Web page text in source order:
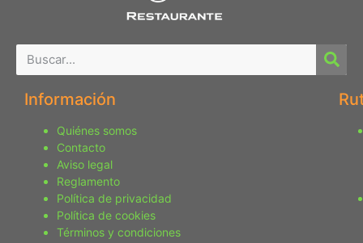
Información
Quiénes somos
Contacto
Aviso legal
Reglamento
Política de privacidad
Política de cookies
Términos y condiciones